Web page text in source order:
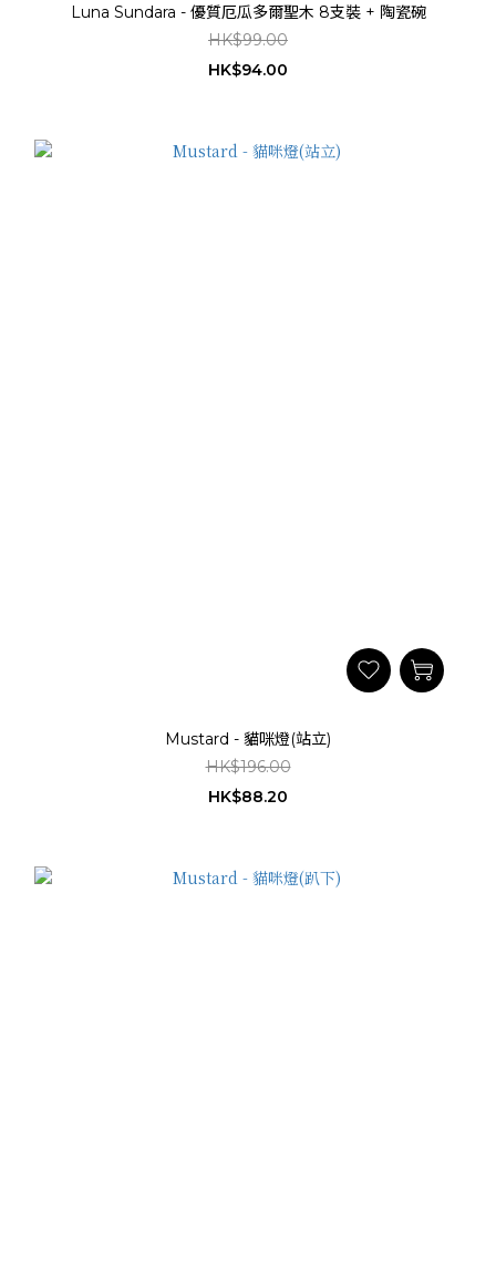
Luna Sundara - 優質厄瓜多爾聖木 8支裝 + 陶瓷碗
HK$99.00
HK$94.00
Mustard - 貓咪燈(站立)
HK$196.00
HK$88.20